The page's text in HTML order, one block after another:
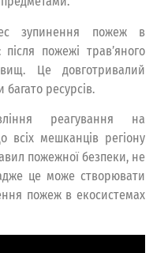
зупинення пожеж в
пожежі трав’яного
Це довготривалий
ресурсів.
реагування на
всіх мешканців регіону
пожежної безпеки, не
це може створювати
пожеж в екосистемах